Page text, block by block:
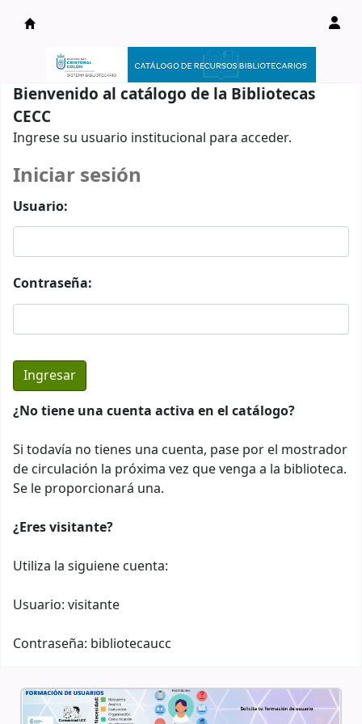
Catálogo en línea
Bienvenido al catálogo de la Bibliotecas
CECC
Ingrese su usuario institucional para acceder.
Iniciar sesión
Usuario:
Contraseña:
¿No tiene una cuenta activa en el catálogo?
Si todavía no tienes una cuenta, pase por el mostrador
de circulación la próxima vez que venga a la biblioteca.
Se le proporcionará una.
¿Eres visitante?
Utiliza la siguiene cuenta:
Usuario: visitante
Contraseña: bibliotecaucc